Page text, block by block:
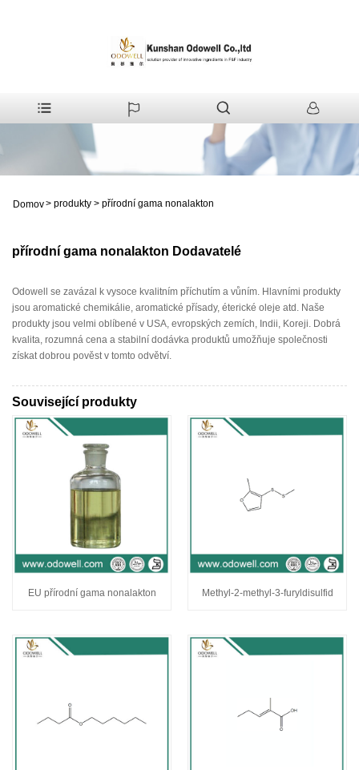
Domov> produkty > přírodní gama nonalakton
přírodní gama nonalakton Dodavatelé
Odowell se zavázal k vysoce kvalitním příchutím a vůním. Hlavními produkty
jsou aromatické chemikálie, aromatické přísady, éterické oleje atd. Naše
produkty jsou velmi oblíbené v USA, evropských zemích, Indii, Koreji. Dobrá
kvalita, rozumná cena a stabilní dodávka produktů umožňuje společnosti
získat dobrou pověst v tomto odvětví.
Související produkty
EU přírodní gama nonalakton Methyl-2-methyl-3-furyldisulfid